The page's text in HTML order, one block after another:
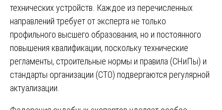
технических устройств. Каждое из перечисленных
направлений требует от эксперта не только
профильного высшего образования, но и постоянного
повышения квалификации, поскольку технические
регламенты, строительные нормы и правила (СНиПы) и
стандарты организации (СТО) подвергаются регулярной
актуализации.